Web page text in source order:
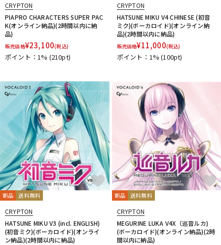
CRYPTON
PIAPRO CHARACTERS SUPER PAC
K(オンライン納品)(2時間以内に納
品)
販売価格¥23,100(税込)
ポイント：1% (210pt)
CRYPTON
HATSUNE MIKU V4 CHINESE (初音
ミク)(ボーカロイド)(オンライン納
品)(2時間以内に納品)
販売価格¥11,000(税込)
ポイント：1%(100pt)
新品 送料無料
CRYPTON
HATSUNE MIKU V3 (incl. ENGLISH)
(初音ミク)(ボーカロイド)(オンライ
ン納品)(2時間以内に納品)
新品 送料無料
CRYPTON
MEGURINE LUKA V4X（巡音ルカ)
(ボーカロイド)(オンライン納品)(2時
間以内に納品)